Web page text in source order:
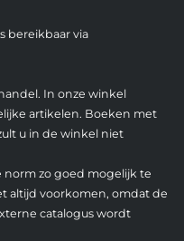
bereikbaar via
In onze winkel
artikelen. Boeken met
u in de winkel niet
zo goed mogelijk te
altijd voorkomen, omdat de
catalogus wordt